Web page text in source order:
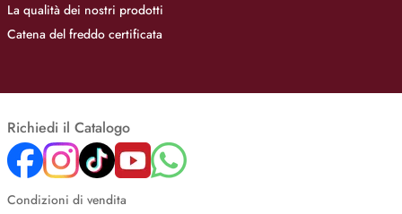
La qualità dei nostri prodotti
Catena del freddo certificata
Richiedi il Catalogo
Condizioni di vendita